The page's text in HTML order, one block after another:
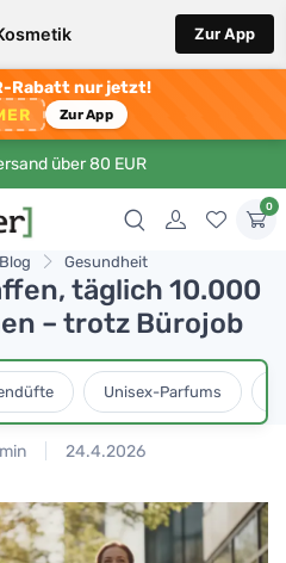
Zur App
Rabatt nur jetzt!
Zur App
über 80 EUR
0
Blog Gesundheit
täglich 10.000
– trotz Bürojob
Unisex-Parfums
24.4.2026